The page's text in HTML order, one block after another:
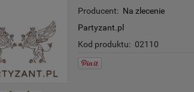
Producent: Na zlecenie
Partyzant.pl
Kod produktu: 02110